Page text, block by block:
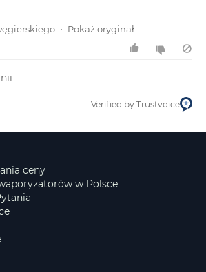
• Pokaż oryginał
Verified by Trustvoice
ceny
w Polsce